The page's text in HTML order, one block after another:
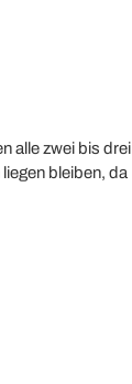
alle zwei bis drei
bleiben, da